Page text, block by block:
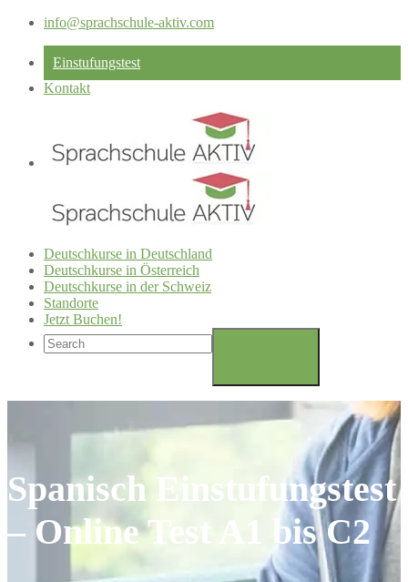
info@sprachschule-aktiv.com
Einstufungstest
Kontakt
Deutschkurse in Deutschland
Deutschkurse in Österreich
Deutschkurse in der Schweiz
Standorte
Jetzt Buchen!
Spanisch Einstufungstest
– Online Test A1 bis C2